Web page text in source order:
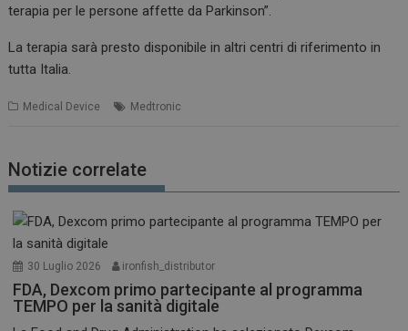
terapia per le persone affette da Parkinson”.
La terapia sarà presto disponibile in altri centri di riferimento in
tutta Italia.
Medical Device Medtronic
Notizie correlate
30 Luglio 2026 ironfish_distributor
FDA, Dexcom primo partecipante al programma
TEMPO per la sanità digitale